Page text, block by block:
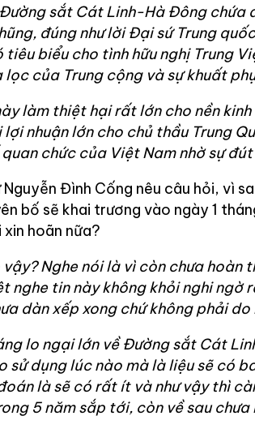
Đường sắt Cát Linh-Hà Đông chứa
đúng như lời Đại sứ Trung
tiêu biểu cho tình hữu nghị Trung
lọc của Trung cộng và sự khuất
làm thiệt hại rất lớn cho nền
lợi nhuận lớn cho chủ thầu Trung
chức của Việt Nam nhờ sự
Nguyễn Đình Cống nêu câu hỏi, vì
bố sẽ khai trương vào ngày 1
hoãn nữa?
vậy? Nghe nói là vì còn chưa hoàn
nghe tin này không khỏi nghi ngờ
dàn xếp xong chứ không phải
lo ngại lớn về Đường sắt Cát
sử dụng lúc nào mà là liệu sẽ có
là sẽ có rất ít và như vậy thì
5 năm sắp tới, còn về sau chưa